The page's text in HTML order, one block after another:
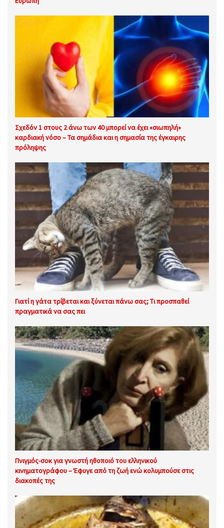
Σχεδόν 1 στους 2 άνω των 40 μπορεί να έχει «σιωπηλή»
καρδιακή νόσο – Τα σημάδια και η σημασία της έγκαιρης
πρόληψης
Γιατί η γάτα τρίβεται και ξύνεται πάνω σας; Τι προσπαθεί
πραγματικά να σας πει
Πνιγμός-σοκ για γνωστή ηθοποιό του ελληνικού
κινηματογράφου – Έφυγε από τη ζωή ενώ κολυμπούσε στις
διακοπές της